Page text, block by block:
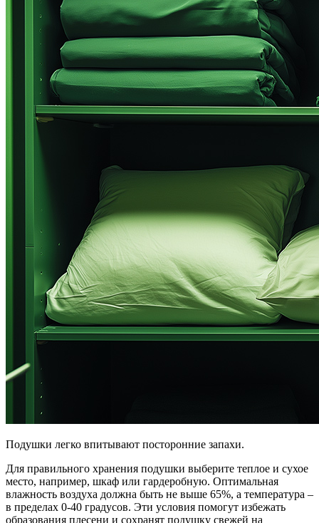
Подушки легко впитывают посторонние запахи.
Для правильного хранения подушки выберите теплое и сухое
место, например, шкаф или гардеробную. Оптимальная
влажность воздуха должна быть не выше 65%, а температура –
в пределах 0-40 градусов. Эти условия помогут избежать
образования плесени и сохранят подушку свежей на